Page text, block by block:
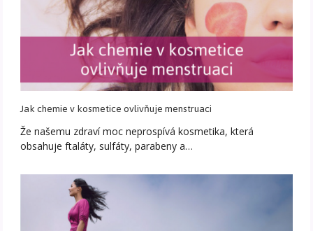
Jak chemie v kosmetice ovlivňuje menstruaci
Že našemu zdraví moc neprospívá kosmetika, která
obsahuje ftaláty, sulfáty, parabeny a…